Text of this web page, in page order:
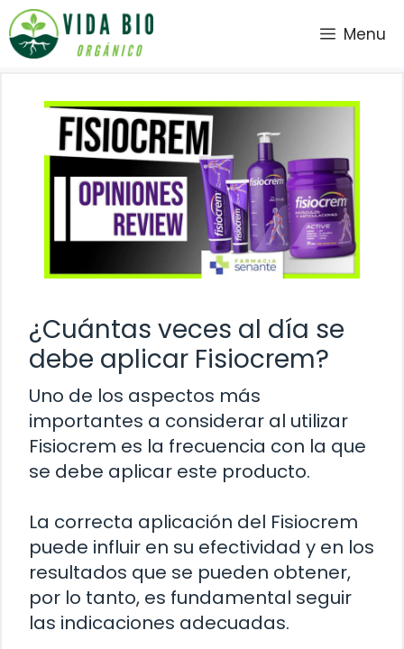
Saltar
al
contenido
Menu
¿Cuántas veces al día se
debe aplicar Fisiocrem?
Uno de los aspectos más
importantes a considerar al utilizar
Fisiocrem es la frecuencia con la que
se debe aplicar este producto.
La correcta aplicación del Fisiocrem
puede influir en su efectividad y en los
resultados que se pueden obtener,
por lo tanto, es fundamental seguir
las indicaciones adecuadas.